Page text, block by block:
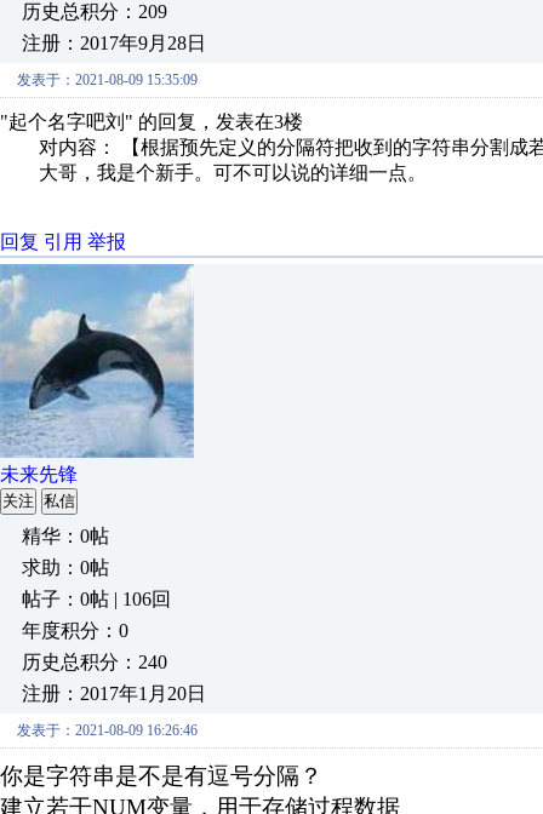
历史总积分：209
注册：2017年9月28日
发表于：2021-08-09 15:35:09
"起个名字吧刘" 的回复，发表在3楼
对内容： 【根据预先定义的分隔符把收到的字符串分割成
大哥，我是个新手。可不可以说的详细一点。
回复 引用 举报
未来先锋
关注 私信
精华：0帖
求助：0帖
帖子：0帖 | 106回
年度积分：0
历史总积分：240
注册：2017年1月20日
发表于：2021-08-09 16:26:46
你是字符串是不是有逗号分隔？
建立若干NUM变量，用于存储过程数据